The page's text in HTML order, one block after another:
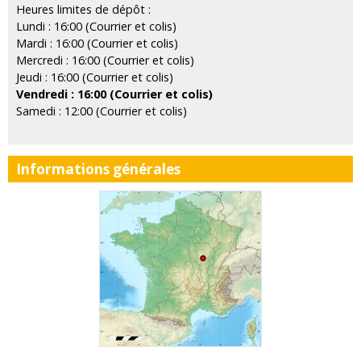
Heures limites de dépôt :
Lundi : 16:00 (Courrier et colis)
Mardi : 16:00 (Courrier et colis)
Mercredi : 16:00 (Courrier et colis)
Jeudi : 16:00 (Courrier et colis)
Vendredi : 16:00 (Courrier et colis)
Samedi : 12:00 (Courrier et colis)
Informations générales